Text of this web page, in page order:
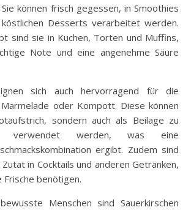
können frisch gegessen, in Smoothies
Desserts verarbeitet werden.
sind sie in Kuchen, Torten und Muffins,
Note und eine angenehme Säure
sich auch hervorragend für die
oder Kompott. Diese können
sondern auch als Beilage zu
verwendet werden, was eine
ergibt. Zudem sind
in Cocktails und anderen Getränken,
benötigen.
Menschen sind Sauerkirschen